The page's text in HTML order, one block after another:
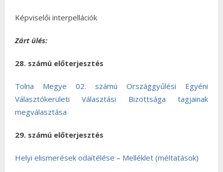
Képviselői interpellációk
Zárt ülés:
28. számú előterjesztés
Tolna Megye 02. számú Országgyűlési Egyéni
Választókerületi Választási Bizottsága tagjainak
megválasztása
29. számú előterjesztés
Helyi elismerések odaítélése – Melléklet (méltatások)